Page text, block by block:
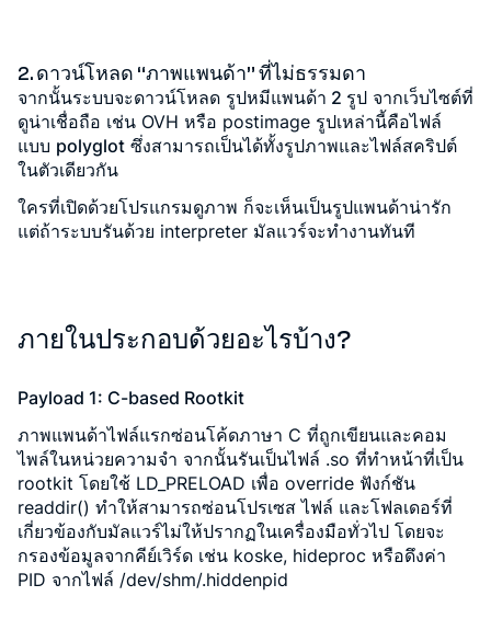
2. ดาวน์โหลด “ภาพแพนด้า” ที่ไม่ธรรมดา
จากนั้นระบบจะดาวน์โหลด รูปหมีแพนด้า 2 รูป จากเว็บไซต์ที่
ดูน่าเชื่อถือ เช่น OVH หรือ postimage รูปเหล่านี้คือไฟล์
แบบ polyglot ซึ่งสามารถเป็นได้ทั้งรูปภาพและไฟล์สคริปต์
ในตัวเดียวกัน
ใครที่เปิดด้วยโปรแกรมดูภาพ ก็จะเห็นเป็นรูปแพนด้าน่ารัก
แต่ถ้าระบบรันด้วย interpreter มัลแวร์จะทำงานทันที
ภายในประกอบด้วยอะไรบ้าง?
Payload 1: C-based Rootkit
ภาพแพนด้าไฟล์แรกซ่อนโค้ดภาษา C ที่ถูกเขียนและคอม
ไพล์ในหน่วยความจำ จากนั้นรันเป็นไฟล์ .so ที่ทำหน้าที่เป็น
rootkit โดยใช้ LD_PRELOAD เพื่อ override ฟังก์ชัน
readdir() ทำให้สามารถซ่อนโปรเซส ไฟล์ และโฟลเดอร์ที่
เกี่ยวข้องกับมัลแวร์ไม่ให้ปรากฏในเครื่องมือทั่วไป โดยจะ
กรองข้อมูลจากคีย์เวิร์ด เช่น koske, hideproc หรือดึงค่า
PID จากไฟล์ /dev/shm/.hiddenpid